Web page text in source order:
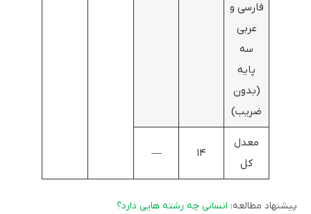
فارسی و
عربی
سه
پایه
(بدون
ضریب)
معدل
کل
۱۴ —
پیشنهاد مطالعه: انسانی چه رشته هایی دارد؟